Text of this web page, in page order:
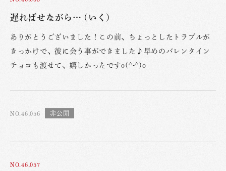
遅ればせながら… (いく)
ありがとうございました！この前、ちょっとしたトラブルが
きっかけで、彼に会う事ができました♪早めのバレンタイン
チョコも渡せて、嬉しかったですo(^-^)o
NO.46,056
NO.46,057